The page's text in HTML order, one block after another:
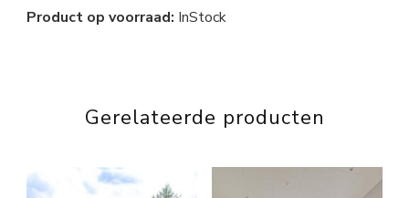
Product op voorraad: InStock
Gerelateerde producten